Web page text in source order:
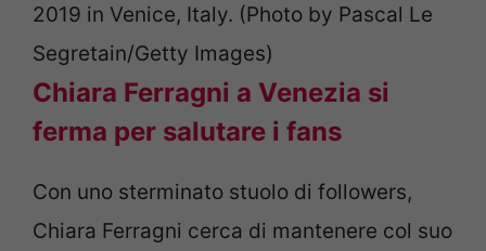
2019 in Venice, Italy. (Photo by Pascal Le
Segretain/Getty Images)
Chiara Ferragni a Venezia si
ferma per salutare i fans
Con uno sterminato stuolo di followers,
Chiara Ferragni cerca di mantenere col suo